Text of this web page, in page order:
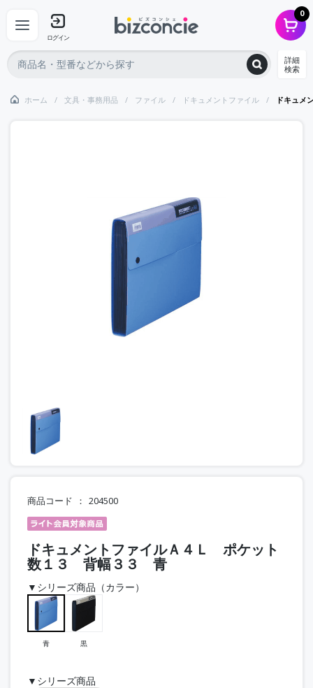
ログイン
0
詳細
検索
ホーム 文具・事務用品 ファイル ドキュメントファイル ドキュ
商品コード 204500
ドキュメントファイルＡ４Ｌ ポケット
数１３ 背幅３３ 青
▼シリーズ商品（カラー）
青 黒
▼シリーズ商品